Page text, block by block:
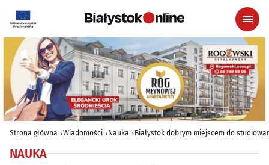
Strona główna Wiadomości Nauka Białystok dobrym miejscem do
NAUKA